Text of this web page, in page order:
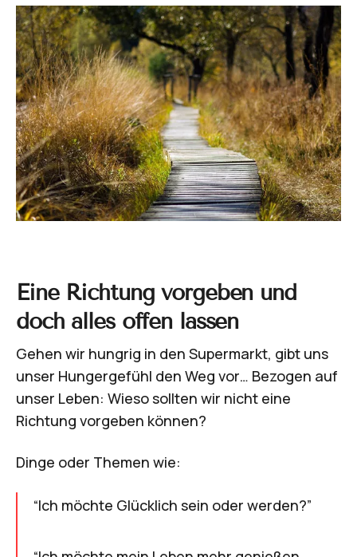
Eine Richtung vorgeben und
doch alles offen lassen
Gehen wir hungrig in den Supermarkt, gibt uns
unser Hungergefühl den Weg vor… Bezogen auf
unser Leben: Wieso sollten wir nicht eine
Richtung vorgeben können?
Dinge oder Themen wie:
“Ich möchte Glücklich sein oder werden?”